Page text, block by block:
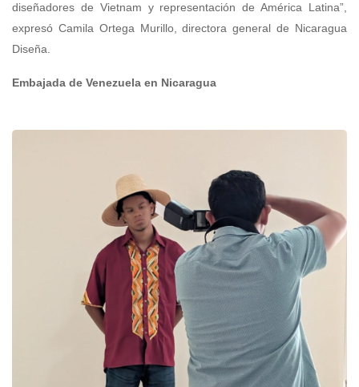
diseñadores de Vietnam y representación de América Latina”,
expresó Camila Ortega Murillo, directora general de Nicaragua
Diseña.
Embajada de Venezuela en Nicaragua